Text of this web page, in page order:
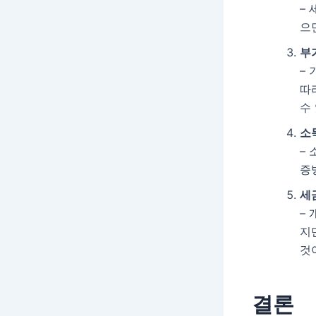
–
으
부
–
따
수
소
–
증
세
–
지
것
결론